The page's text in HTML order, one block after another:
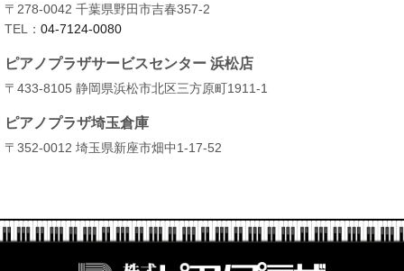
〒278-0042 千葉県野田市吉春357-2
TEL： 04-7124-0080
ピアノプラザサービスセンター 浜松店
〒433-8105 静岡県浜松市北区三方原町1911-1
ピアノプラザ埼玉倉庫
〒352-0012 埼玉県新座市畑中1-17-52